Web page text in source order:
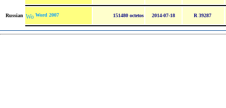
Russian Word 2007 151480 octetos 2014-07-18 R 39287